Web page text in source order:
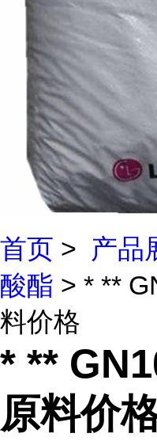
首页 > 产品
酸酯 > * **
料价格
* **
原料价